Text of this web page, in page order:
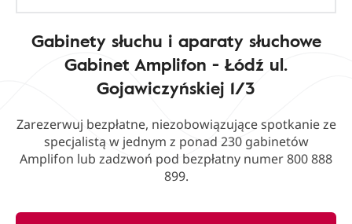
Gabinety słuchu i aparaty słuchowe
Gabinet Amplifon - Łódź ul.
Gojawiczyńskiej 1/3
Zarezerwuj bezpłatne, niezobowiązujące spotkanie ze
specjalistą w jednym z ponad 230 gabinetów
Amplifon lub zadzwoń pod bezpłatny numer 800 888
899.